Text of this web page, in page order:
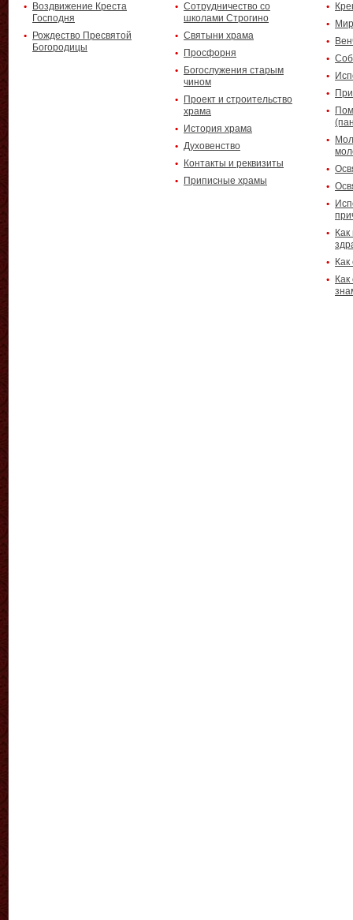
Воздвижение Креста
Господня
Рождество Пресвятой
Богородицы
Сотрудничество со
школами Строгино
Святыни храма
Просфорня
Богослужения старым
чином
Проект и строительство
храма
История храма
Духовенство
Контакты и реквизиты
Приписные храмы
Как